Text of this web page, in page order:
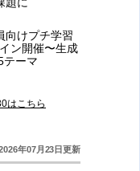
向けプチ学習
ン開催〜生成
テーマ
はこちら
年07月23日更新